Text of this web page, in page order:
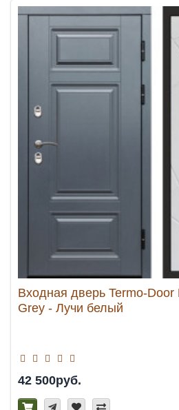
Входная дверь Termo-
Grey - Лучи белый
42 500руб.